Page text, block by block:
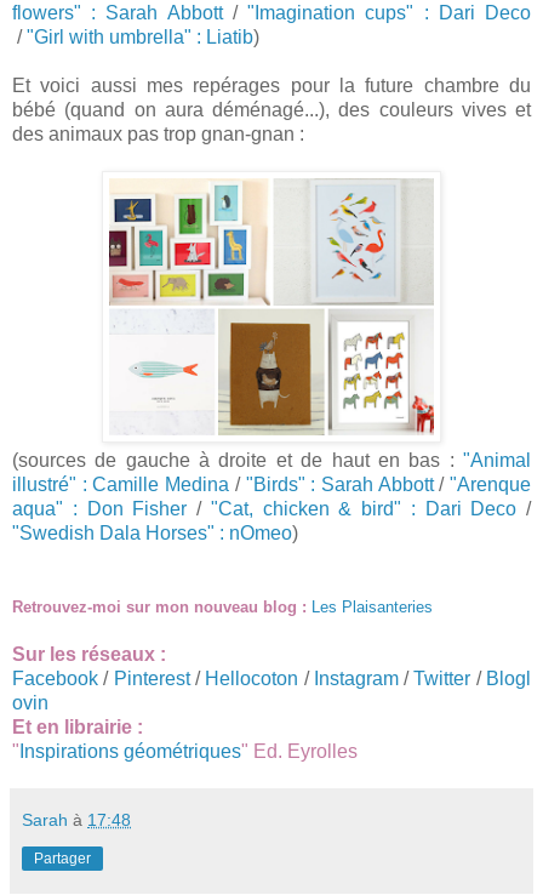
flowers" : Sarah Abbott/"Imagination cups" : Dari Deco
/"Girl with umbrella" : Liatib)
Et voici aussi mes repérages pour la future chambre du
bébé (quand on aura déménagé...), des couleurs vives et
des animaux pas trop gnan-gnan :
(sources de gauche à droite et de haut en bas : "Animal
illustré" : Camille Medina / "Birds" : Sarah Abbott/"Arenque
aqua" : Don Fisher / "Cat, chicken & bird" : Dari Deco /
"Swedish Dala Horses" : nOmeo)
Retrouvez-moi sur mon nouveau blog : Les Plaisanteries
Sur les réseaux :
Facebook / Pinterest/ Hellocoton / Instagram/Twitter / Blogl
ovin
Et en librairie :
" Inspirations géométriques" Ed. Eyrolles
Sarah à 17:48
Partager